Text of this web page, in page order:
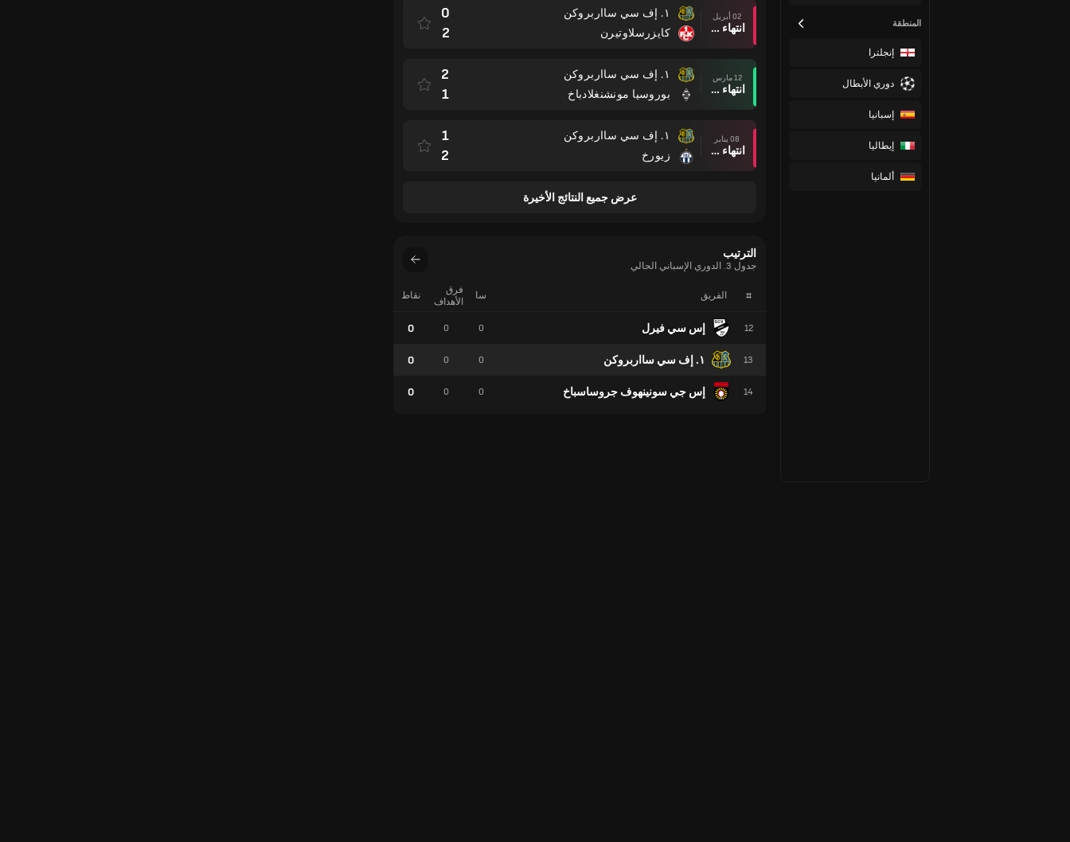
المنطقة
إنجلترا
دوري الأبطال
إسبانيا
إيطاليا
ألمانيا
02 أبريل
انتهاء وقت المباراة
١. إف سي سااربروكن
كايزرسلاوتيرن
0
2
12 مارس
انتهاء وقت المباراة
١. إف سي سااربروكن
بوروسيا مونشنغلادباخ
2
1
08 يناير
انتهاء وقت المباراة
١. إف سي سااربروكن
زيورخ
1
2
عرض جميع النتائج الأخيرة
الترتيب
جدول 3. الدوري الإسباني الحالي
# الفريق
12 إس سي فيرل
13 ١. إف سي سااربروكن
14 إس جي سونينهوف جروساسباخ
سا
فرق
الأهداف
نقاط
0
0
0
0
0
0
0
0
0